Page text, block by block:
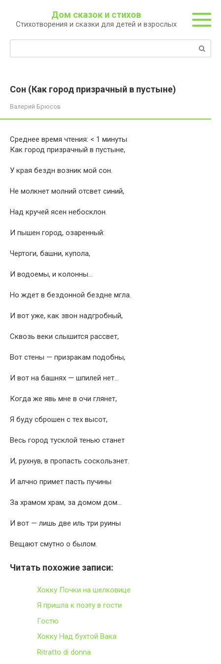
контенту
Дом сказок и стихов
Стихотворения и сказки для детей и взрослых
Сон (Как город призрачный в пустыне)
Валерий Брюсов
Среднее время чтения: < 1 минуты
Как город призрачный в пустыне,
У края бездн возник мой сон.
Не молкнет молний отсвет синий,
Над кручей ясен небосклон.
И пышен город, озаренный:
Чертоги, башни, купола,
И водоемы, и колонны…
Но ждет в бездонной бездне мгла.
И вот уже, как звон надгробный,
Сквозь веки слышится рассвет,
Вот стены — призракам подобны,
И вот на башнях — шпилей нет…
Когда же явь мне в очи глянет,
Я буду сброшен с тех высот,
Весь город тусклой тенью станет
И, рухнув, в пропасть соскользнет.
И алчно примет пасть пучины
За храмом храм, за домом дом…
И вот — лишь две иль три руины
Вещают смутно о былом.
Читать похожие записи:
Хокку Почки на шелковице
Я пришла к поэту в гости
Гостю
Хокку Над бухтой Вака
Ritratto di donna